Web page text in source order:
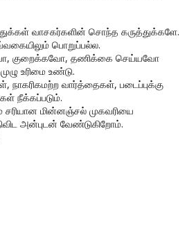
வாசகர்களின் சொந்த கருத்துக்களே.
பொறுப்பல்ல.
குறைக்கவோ, தணிக்கை செய்யவோ
உரிமை உண்டு.
நாகரிகமற்ற வார்த்தைகள், படைப்புக்கு
நீக்கப்படும்.
சரியான மின்னஞ்சல் முகவரியை
அன்புடன் வேண்டுகிறோம்.